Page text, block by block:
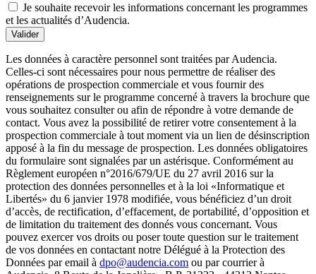
Je souhaite recevoir les informations concernant les programmes
et les actualités d’Audencia.
Valider
Les données à caractère personnel sont traitées par Audencia.
Celles-ci sont nécessaires pour nous permettre de réaliser des
opérations de prospection commerciale et vous fournir des
renseignements sur le programme concerné à travers la brochure que
vous souhaitez consulter ou afin de répondre à votre demande de
contact. Vous avez la possibilité de retirer votre consentement à la
prospection commerciale à tout moment via un lien de désinscription
apposé à la fin du message de prospection. Les données obligatoires
du formulaire sont signalées par un astérisque. Conformément au
Règlement européen n°2016/679/UE du 27 avril 2016 sur la
protection des données personnelles et à la loi «Informatique et
Libertés» du 6 janvier 1978 modifiée, vous bénéficiez d’un droit
d’accès, de rectification, d’effacement, de portabilité, d’opposition et
de limitation du traitement des donnés vous concernant. Vous
pouvez exercer vos droits ou poser toute question sur le traitement
de vos données en contactant notre Délégué à la Protection des
Données par email à dpo@audencia.com ou par courrier à